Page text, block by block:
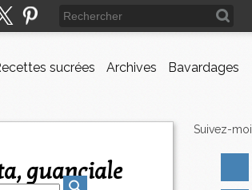
sucrées Archives Bavardages
Suivez-moi